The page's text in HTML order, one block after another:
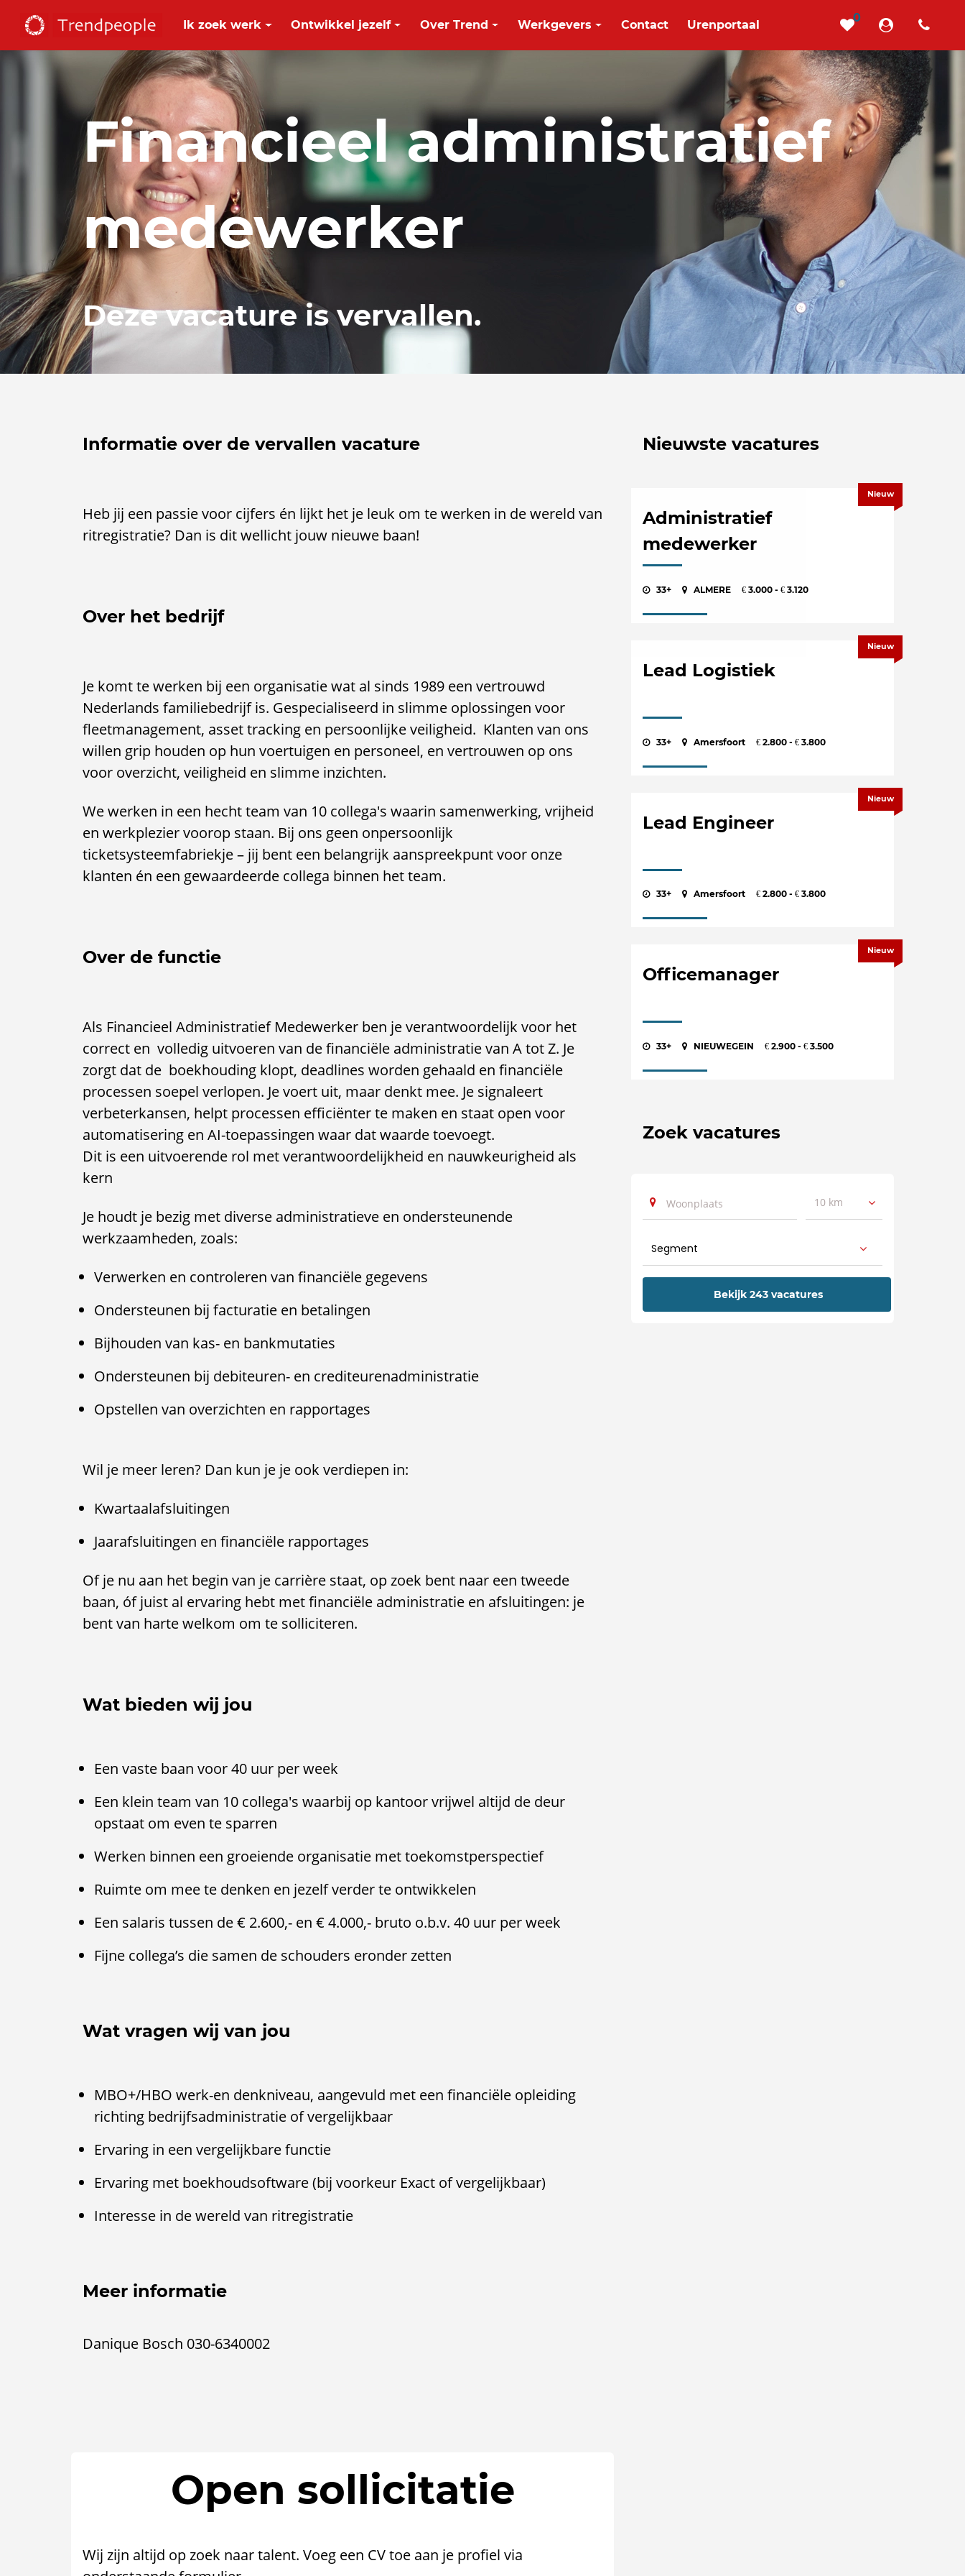
Ik zoek werk Ontwikkel jezelf Over Trend Werkgevers Contact Urenportaal
0
Financieel administratief
medewerker
Deze vacature is vervallen.
Informatie over de vervallen vacature
Heb jij een passie voor cijfers én lijkt het je leuk om te werken in de wereld van
ritregistratie? Dan is dit wellicht jouw nieuwe baan!
Over het bedrijf
Je komt te werken bij een organisatie wat al sinds 1989 een vertrouwd
Nederlands familiebedrijf is. Gespecialiseerd in slimme oplossingen voor
fleetmanagement, asset tracking en persoonlijke veiligheid. Klanten van ons
willen grip houden op hun voertuigen en personeel, en vertrouwen op ons
voor overzicht, veiligheid en slimme inzichten.
We werken in een hecht team van 10 collega's waarin samenwerking, vrijheid
en werkplezier voorop staan. Bij ons geen onpersoonlijk
ticketsysteemfabriekje – jij bent een belangrijk aanspreekpunt voor onze
klanten én een gewaardeerde collega binnen het team.
Over de functie
Als Financieel Administratief Medewerker ben je verantwoordelijk voor het
correct en volledig uitvoeren van de financiële administratie van A tot Z. Je
zorgt dat de boekhouding klopt, deadlines worden gehaald en financiële
processen soepel verlopen. Je voert uit, maar denkt mee. Je signaleert
verbeterkansen, helpt processen efficiënter te maken en staat open voor
automatisering en AI-toepassingen waar dat waarde toevoegt.
Dit is een uitvoerende rol met verantwoordelijkheid en nauwkeurigheid als
kern
Je houdt je bezig met diverse administratieve en ondersteunende
werkzaamheden, zoals:
Verwerken en controleren van financiële gegevens
Ondersteunen bij facturatie en betalingen
Bijhouden van kas- en bankmutaties
Ondersteunen bij debiteuren- en crediteurenadministratie
Opstellen van overzichten en rapportages
Wil je meer leren? Dan kun je je ook verdiepen in:
Kwartaalafsluitingen
Jaarafsluitingen en financiële rapportages
Of je nu aan het begin van je carrière staat, op zoek bent naar een tweede
baan, óf juist al ervaring hebt met financiële administratie en afsluitingen: je
bent van harte welkom om te solliciteren.
Wat bieden wij jou
Een vaste baan voor 40 uur per week
Een klein team van 10 collega's waarbij op kantoor vrijwel altijd de deur
opstaat om even te sparren
Werken binnen een groeiende organisatie met toekomstperspectief
Ruimte om mee te denken en jezelf verder te ontwikkelen
Een salaris tussen de € 2.600,- en € 4.000,- bruto o.b.v. 40 uur per week
Fijne collega’s die samen de schouders eronder zetten
Wat vragen wij van jou
MBO+/HBO werk-en denkniveau, aangevuld met een financiële opleiding
richting bedrijfsadministratie of vergelijkbaar
Ervaring in een vergelijkbare functie
Ervaring met boekhoudsoftware (bij voorkeur Exact of vergelijkbaar)
Interesse in de wereld van ritregistratie
Meer informatie
Danique Bosch 030-6340002
Open sollicitatie
Wij zijn altijd op zoek naar talent. Voeg een CV toe aan je profiel via
Nieuwste vacatures
Administratief
medewerker
33+ ALMERE € 3.000 - € 3.120
Nieuw
Lead Logistiek
33+ Amersfoort € 2.800 - € 3.800
Nieuw
Lead Engineer
33+ Amersfoort € 2.800 - € 3.800
Nieuw
Officemanager
33+ NIEUWEGEIN € 2.900 - € 3.500
Nieuw
Zoek vacatures
10 km
Bekijk 243 vacatures